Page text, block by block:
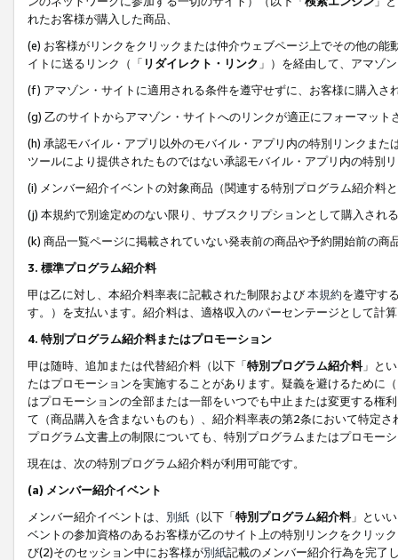
れたお客様が購入した商品、
(e) お客様がリンクをクリックまたは仲介ウェブページ上でその他の
イトに送るリンク（「 リダイレクト・リンク 」）を経由して、アマゾ
(f) アマゾン・サイトに適用される条件を遵守せずに、お客様に購入さ
(g) 乙のサイトからアマゾン・サイトへのリンクが適正にフォーマッ
(h) 承認モバイル・アプリ以外のモバイル・アプリ内の特別リンクま
ツールにより提供されたものではない承認モバイル・アプリ内の特別
(i) メンバー紹介イベントの対象商品（関連する特別プログラム紹介料
(j) 本規約で別途定めのない限り、サブスクリプションとして購入され
(k) 商品一覧ページに掲載されていない発表前の商品や予約開始前の商
3. 標準プログラム紹介料
甲は乙に対し、本紹介料率表に記載された制限および本規約を遵守す
す。）を支払います。紹介料は、適格収入のパーセンテージとして計
4. 特別プログラム紹介料またはプロモーション
甲は随時、追加または代替紹介料（以下「特別プログラム紹介料」と
たはプロモーションを実施することがあります。疑義を避けるために
はプロモーションの全部または一部をいつでも中止または変更する権
て（商品購入を含まないものも）、紹介料率表の第2条において特定
プログラム文書上の制限についても、特別プログラムまたはプロモー
現在は、次の特別プログラム紹介料が利用可能です。
(a) メンバー紹介イベント
メンバー紹介イベントは、 別紙 （以下「特別プログラム紹介料」とい
ベントの参加資格のあるお客様が乙のサイト上の特別リンクをクリッ
び(2)そのセッション中にお客様が別紙記載のメンバー紹介行為を完了